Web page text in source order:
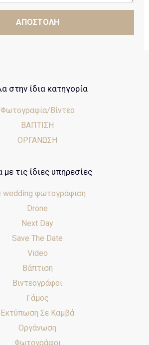
ΑΠΟΣΤΟΛΗ
στην ίδια κατηγορία
Φωτογραφία/Βίντεο
ΒΑΠΤΙΣΗ
ΟΡΓΑΝΩΣΗ
με τις ίδιες υπηρεσίες
wedding φωτογράφιση
Drone
Next Day
Save The Date
Video
Βάπτιση
Βιντεογράφοι
Γάμος
Εκτύπωση Σε Καμβά
Οργάνωση
Φωτογράφοι